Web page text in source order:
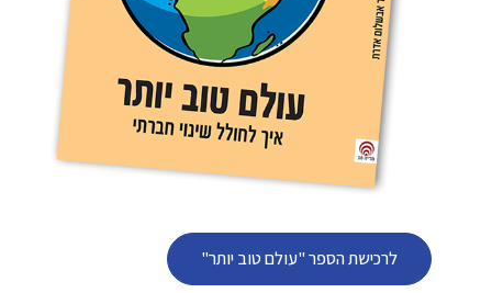
לרכישת הספר "עולם טוב יותר"